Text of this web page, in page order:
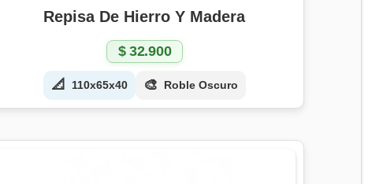
Repisa De Hierro Y Madera
📐 110x65x40 🎨 Roble Oscuro
$32.900